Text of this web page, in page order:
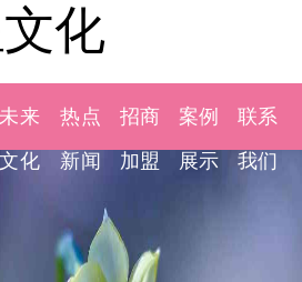
化
来
化
热点
新闻
招商
加盟
案例
展示
联系
我们